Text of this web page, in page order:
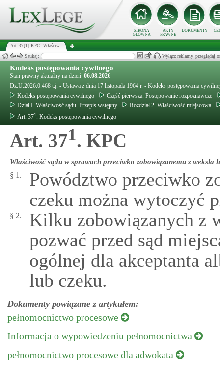
STRONA
GŁÓWNA
AKTY
PRAWNE
DOKUMENTY
Art. 37[1]. KPC - Właściw...
Szukaj: Wyłącz reklamy, przeglądaj
Kodeks postępowania cywilnego
Stan prawny aktualny na dzień: 06.08.2026
Dz.U.2026.0.468 t.j. - Ustawa z dnia 17 listopada 1964 r. - Kodeks postępowania
Kodeks postępowania cywilnego
Część pierwsza. Postępowanie rozpoznawcze
Dział I. Właściwość sądu. Przepis wstępny
Rozdział 2. Właściwość miejscowa
Art. 371 . Kodeks postępowania cywilnego
Art. 371. KPC
Właściwość sądu w sprawach przeciwko zobowiązanemu z weksla
§ 1.
Powództwo przeciwko
czeku można wytoczyć
§ 2.
Kilku zobowiązanych z
pozwać przed sąd
ogólnej dla akceptanta
lub czeku.
Dokumenty powiązane z artykułem:
pełnomocnictwo procesowe
Informacja o wypowiedzeniu pełnomocnictwa
pełnomocnictwo procesowe dla adwokata